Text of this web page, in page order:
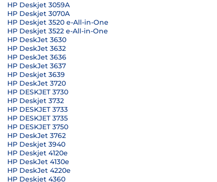
HP Deskjet 3059A
HP Deskjet 3070A
HP Deskjet 3520 e-All-in-One
HP Deskjet 3522 e-All-in-One
HP DeskJet 3630
HP DeskJet 3632
HP DeskJet 3636
HP DeskJet 3637
HP Deskjet 3639
HP DeskJet 3720
HP DESKJET 3730
HP Deskjet 3732
HP DESKJET 3733
HP DESKJET 3735
HP DESKJET 3750
HP DeskJet 3762
HP Deskjet 3940
HP Deskjet 4120e
HP DeskJet 4130e
HP DeskJet 4220e
HP Deskjet 4360